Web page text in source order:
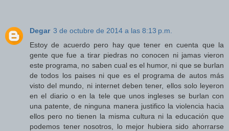
Degar 3 de octubre de 2014 a las 8:13 p.m.
Estoy de acuerdo pero hay que tener en cuenta que la
gente que fue a tirar piedras no conocen ni jamas vieron
este programa, no saben cual es el humor, ni que se burlan
de todos los paises ni que es el programa de autos más
visto del mundo, ni internet deben tener, ellos solo leyeron
en el diario o en la tele que unos ingleses se burlan con
una patente, de ninguna manera justifico la violencia hacia
ellos pero no tienen la misma cultura ni la educación que
podemos tener nosotros, lo mejor hubiera sido ahorrarse